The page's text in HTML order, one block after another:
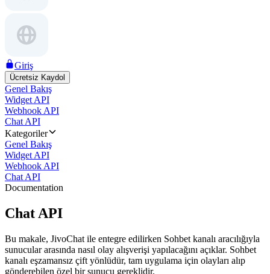
Giriş
Ücretsiz Kaydol
Genel Bakış
Widget API
Webhook API
Chat API
Kategoriler
Genel Bakış
Widget API
Webhook API
Chat API
Documentation
Chat API
Bu makale, JivoChat ile entegre edilirken Sohbet kanalı aracılığıyla
sunucular arasında nasıl olay alışverişi yapılacağını açıklar. Sohbet
kanalı eşzamansız çift yönlüdür, tam uygulama için olayları alıp
gönderebilen özel bir sunucu gereklidir.